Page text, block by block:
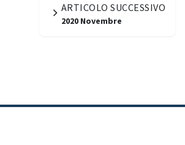
ARTICOLO SUCCESSIVO
2020 Novembre